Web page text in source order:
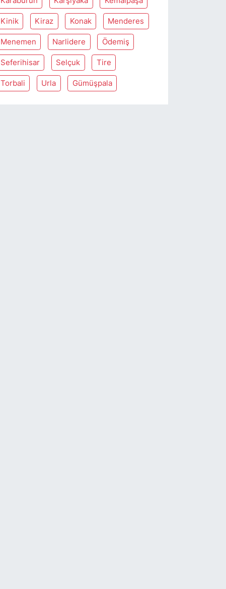
Kinik Kiraz Konak Menderes
Menemen Narlidere Ödemiş
Seferihisar Selçuk Tire
Torbali Urla Gümüşpala